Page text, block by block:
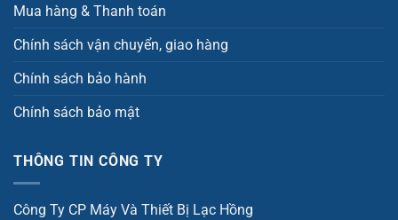
Mua hàng & Thanh toán
Chính sách vận chuyển, giao hàng
Chính sách bảo hành
Chính sách bảo mật
THÔNG TIN CÔNG TY
Công Ty CP Máy Và Thiết Bị Lạc Hồng